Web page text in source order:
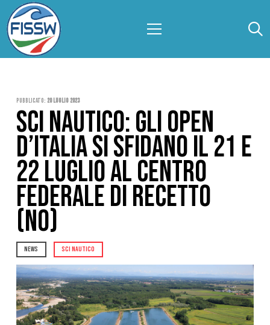
Pubblicato: 20 Luglio 2023
SCI NAUTICO: GLI OPEN
D’ITALIA SI SFIDANO IL 21 E
22 LUGLIO AL CENTRO
FEDERALE DI RECETTO
(NO)
NEWS SCI NAUTICO